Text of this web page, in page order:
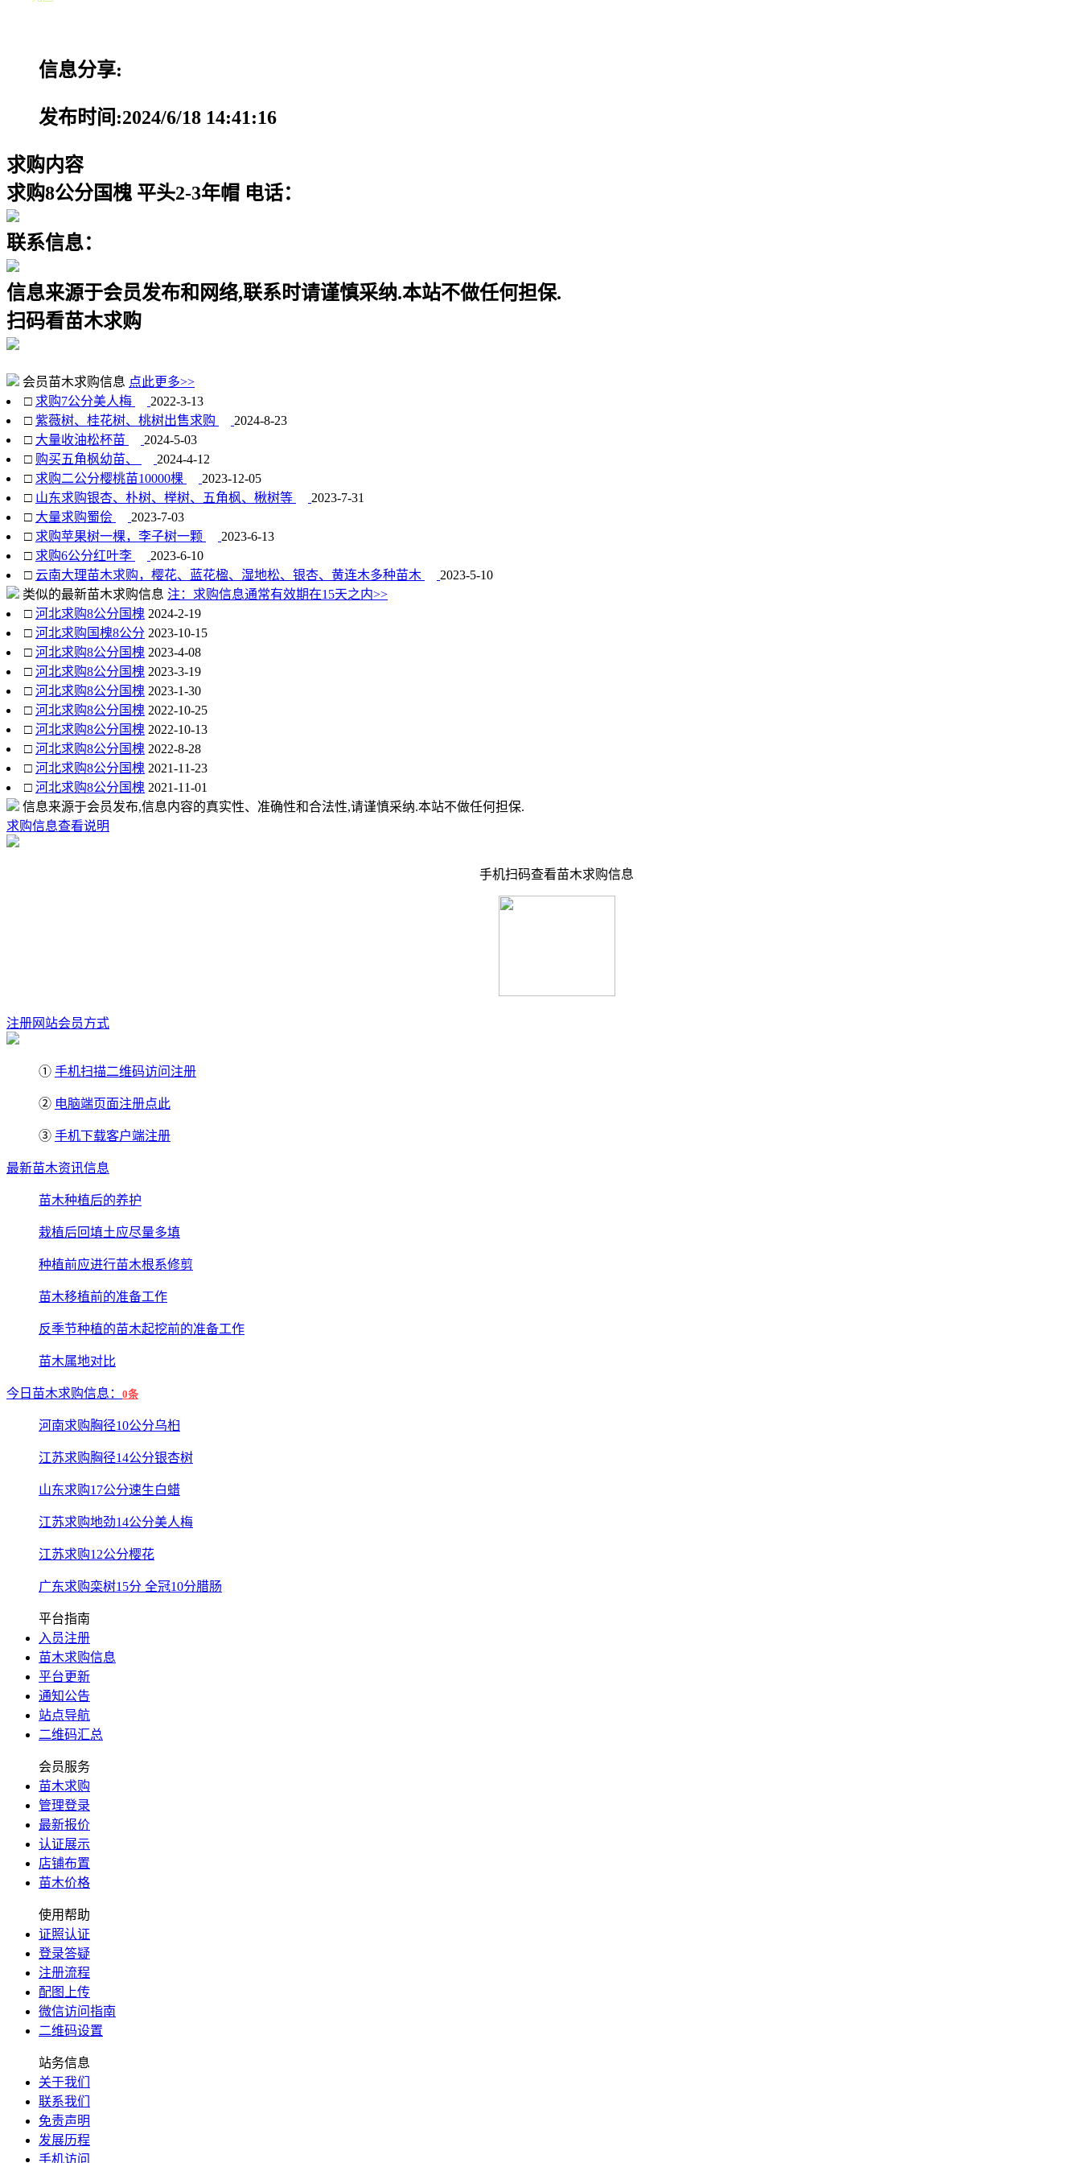
信息分享:
发布时间:2024/6/18 14:41:16
求购内容
求购8公分国槐 平头2-3年帽 电话：
联系信息：
信息来源于会员发布和网络,联系时请谨慎采纳.本站不做任何担保.
扫码看苗木求购
会员苗木求购信息 点此更多>>
□ 求购7公分美人梅
2022-3-13
□ 紫薇树、桂花树、桃树出售求购
2024-8-23
□ 大量收油松杯苗
2024-5-03
□ 购买五角枫幼苗、
2024-4-12
□ 求购二公分樱桃苗10000棵
2023-12-05
□ 山东求购银杏、朴树、榉树、五角枫、楸树等
2023-7-31
□ 大量求购蜀侩
2023-7-03
□ 求购苹果树一棵，李子树一颗
2023-6-13
□ 求购6公分红叶李
2023-6-10
□ 云南大理苗木求购，樱花、蓝花楹、湿地松、银杏、黄连木多种苗木
2023-5-10
类似的最新苗木求购信息 注：求购信息通常有效期在15天之内>>
□ 河北求购8公分国槐 2024-2-19
□ 河北求购国槐8公分 2023-10-15
□ 河北求购8公分国槐 2023-4-08
□ 河北求购8公分国槐 2023-3-19
□ 河北求购8公分国槐 2023-1-30
□ 河北求购8公分国槐 2022-10-25
□ 河北求购8公分国槐 2022-10-13
□ 河北求购8公分国槐 2022-8-28
□ 河北求购8公分国槐 2021-11-23
□ 河北求购8公分国槐 2021-11-01
信息来源于会员发布,信息内容的真实性、准确性和合法性,请谨慎采纳.本站不做任何担保.
求购信息查看说明
手机扫码查看苗木求购信息
注册网站会员方式
① 手机扫描二维码访问注册
② 电脑端页面注册点此
③ 手机下载客户端注册
最新苗木资讯信息
苗木种植后的养护
栽植后回填土应尽量多填
种植前应进行苗木根系修剪
苗木移植前的准备工作
反季节种植的苗木起挖前的准备工作
苗木属地对比
今日苗木求购信息： 0条
河南求购胸径10公分乌桕
江苏求购胸径14公分银杏树
山东求购17公分速生白蜡
江苏求购地劲14公分美人梅
江苏求购12公分樱花
广东求购栾树15分 全冠10分腊肠
平台指南
入员注册
苗木求购信息
平台更新
通知公告
站点导航
二维码汇总
会员服务
苗木求购
管理登录
最新报价
认证展示
店铺布置
苗木价格
使用帮助
证照认证
登录答疑
注册流程
配图上传
微信访问指南
二维码设置
站务信息
关于我们
联系我们
免责声明
发展历程
手机访问